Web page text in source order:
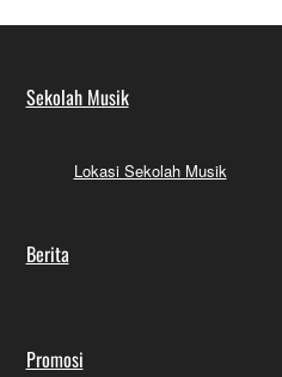
Sekolah Musik
Lokasi Sekolah Musik
Berita
Promosi